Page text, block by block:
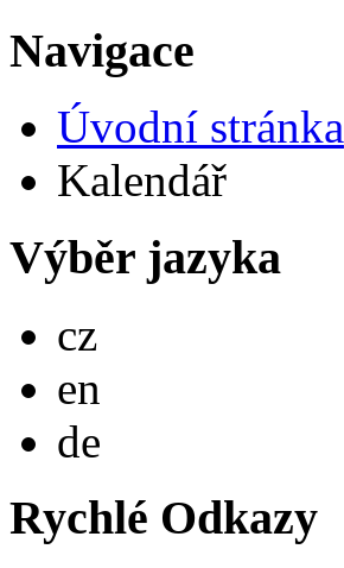
Navigace
Úvodní stránka
Kalendář
Výběr jazyka
cz
en
de
Rychlé Odkazy